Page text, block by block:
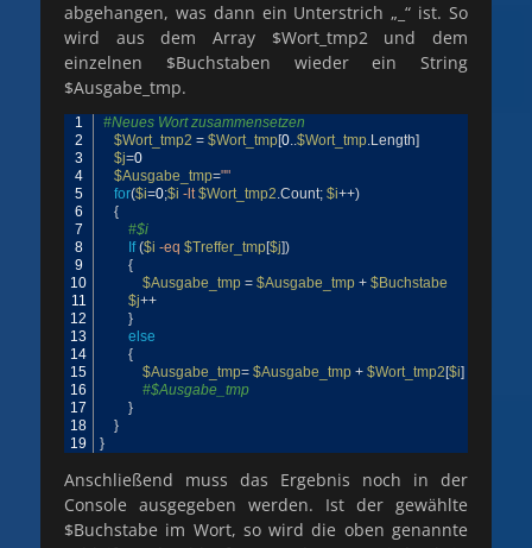
abgehangen, was dann ein Unterstrich „_“ ist. So
wird aus dem Array $Wort_tmp2 und dem
einzelnen $Buchstaben wieder ein String
$Ausgabe_tmp.
1
2
3
4
5
6
7
8
9
10
11
12
13
14
15
16
17
18
19
#Neues Wort zusammensetzen
$Wort_tmp2 = $Wort_tmp[0..$Wort_tmp.Length]
$j=0
$Ausgabe_tmp=""
for($i=0;$i -lt $Wort_tmp2.Count; $i++)
{
#$i
If ($i -eq $Treffer_tmp[$j])
{
$Ausgabe_tmp = $Ausgabe_tmp + $Buchstabe
$j++
}
else
{
$Ausgabe_tmp= $Ausgabe_tmp + $Wort_tmp2 [$i]
#$Ausgabe_tmp
}
}
}
Anschließend muss das Ergebnis noch in der
Console ausgegeben werden. Ist der gewählte
$Buchstabe im Wort, so wird die oben genannte